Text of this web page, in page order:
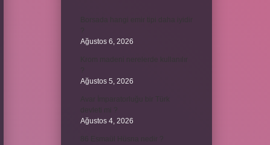
Ağustos 6, 2026
Ağustos 5, 2026
Ağustos 4, 2026